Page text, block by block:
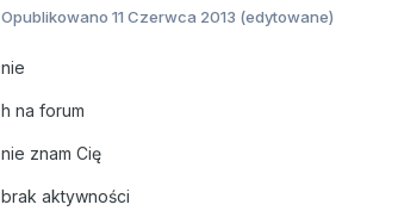
Opublikowano 11 Czerwca 2013 (edytowane)
nie
h na forum
nie znam Cię
brak aktywności